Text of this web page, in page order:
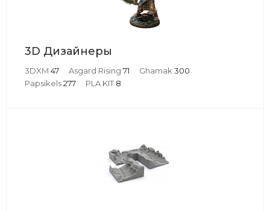
3D Дизайнеры
3DXM 47 Asgard Rising 71 Ghamak 300
Papsikels277 PLA KIT 8